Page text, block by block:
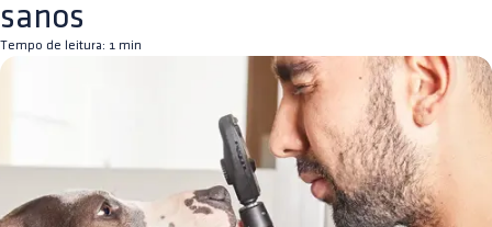
sanos
Tempo de leitura: 1 min